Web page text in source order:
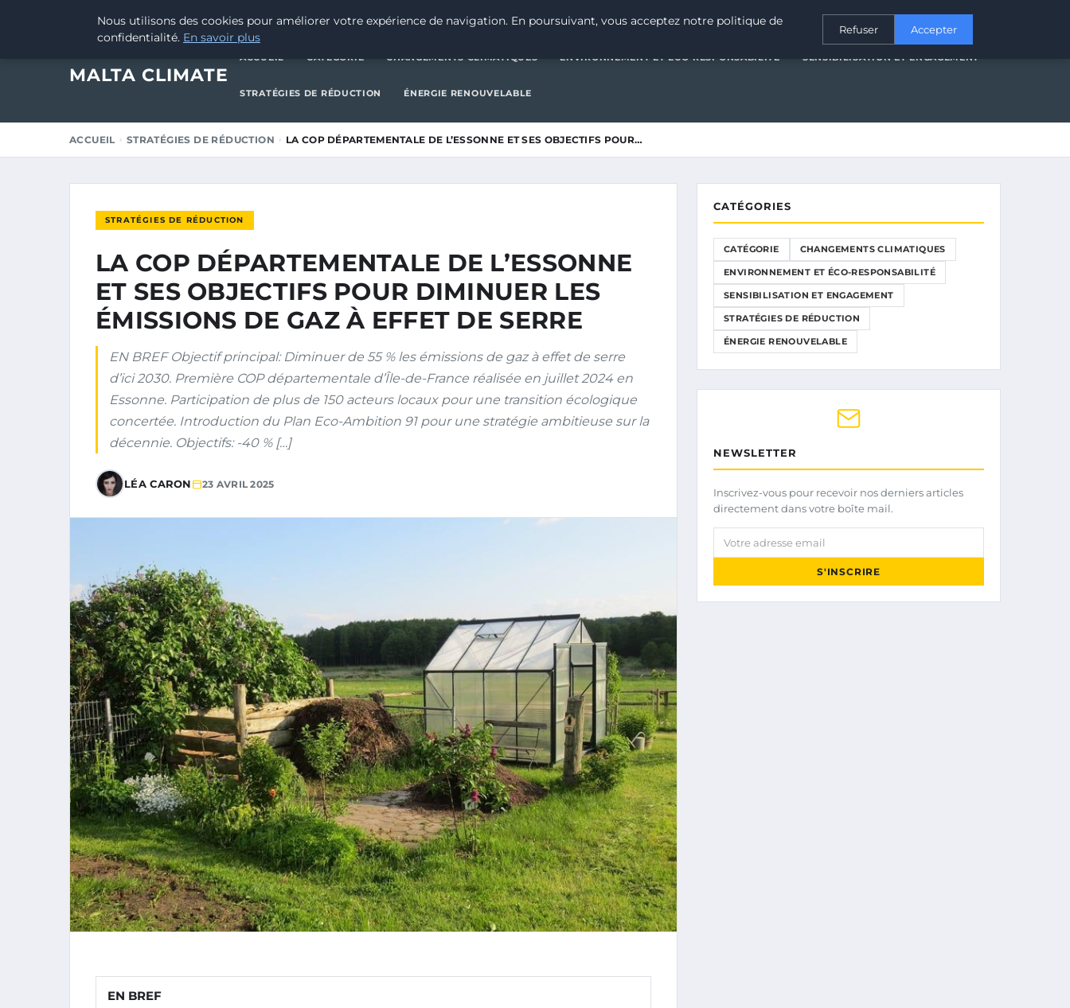
23 AVRIL 2025 CATÉGORIE CHANGEMENTS CLIMATIQUES ENVIRONNEMENT ET ÉCO-RESPONSABILITÉSENSIBILISATION ET ENGAGEMENT
MALTA CLIMATE
ACCUEIL CATÉGORIE CHANGEMENTS CLIMATIQUES ENVIRONNEMENT ET ÉCO-RESPONSABILITÉ SENSIBILISATION ET ENGAGEMENT
STRATÉGIES DE RÉDUCTION ÉNERGIE RENOUVELABLE
ACCUEIL STRATÉGIES DE RÉDUCTION LA COP DÉPARTEMENTALE DE L’ESSONNE ET SES OBJECTIFS POUR…
STRATÉGIES DE RÉDUCTION
LA COP DÉPARTEMENTALE DE L’ESSONNE
ET SES OBJECTIFS POUR DIMINUER LES
ÉMISSIONS DE GAZ À EFFET DE SERRE
EN BREF Objectif principal: Diminuer de 55 % les émissions de gaz à effet de serre
d’ici 2030. Première COP départementale d’Île-de-France réalisée en juillet 2024 en
Essonne. Participation de plus de 150 acteurs locaux pour une transition écologique
concertée. Introduction du Plan Eco-Ambition 91 pour une stratégie ambitieuse sur la
décennie. Objectifs: -40 % […]
LÉA CARON 23 AVRIL 2025
EN BREF
CATÉGORIES
CATÉGORIE CHANGEMENTS CLIMATIQUES
ENVIRONNEMENT ET ÉCO-RESPONSABILITÉ
SENSIBILISATION ET ENGAGEMENT
STRATÉGIES DE RÉDUCTION
ÉNERGIE RENOUVELABLE
NEWSLETTER
Inscrivez-vous pour recevoir nos derniers articles
directement dans votre boîte mail.
Votre adresse email
S'INSCRIRE
Nous utilisons des cookies pour améliorer votre expérience de navigation. En poursuivant, vous acceptez notre politique de
confidentialité. En savoir plus
Refuser Accepter